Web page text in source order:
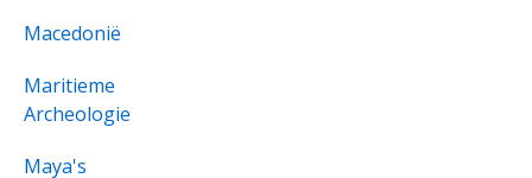
Macedonië
Maritieme
Archeologie
Maya's